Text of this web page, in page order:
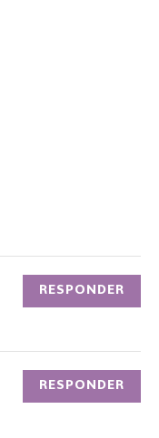
RESPONDER
RESPONDER